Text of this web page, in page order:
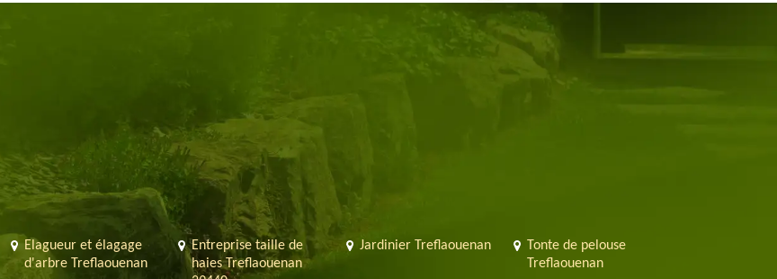
Elagueur et élagage
d'arbre Treflaouenan
Entreprise taille de
haies Treflaouenan
Jardinier Treflaouenan
Tonte de pelouse
Treflaouenan